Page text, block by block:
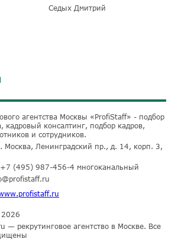
Седых Дмитрий
агентства Москвы «ProfiStaff» - подбор
кадровый консалтинг, подбор кадров,
и сотрудников.
Москва, Ленинградский пр., д. 14, корп. 3,
+7 (495) 987-456-4 многоканальный
— рекрутинговое агентство в Москве. Все